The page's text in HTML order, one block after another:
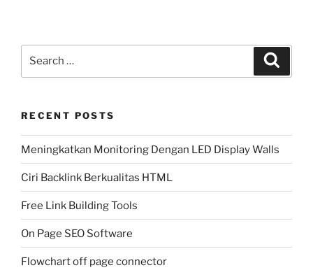
RECENT POSTS
Meningkatkan Monitoring Dengan LED Display Walls
Ciri Backlink Berkualitas HTML
Free Link Building Tools
On Page SEO Software
Flowchart off page connector